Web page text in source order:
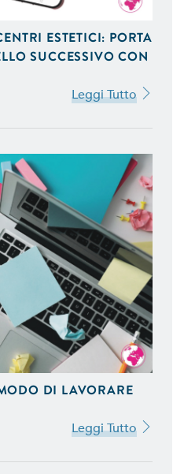
ESTETICI: PORTA
SUCCESSIVO CON
Leggi Tutto
DI LAVORARE
Leggi Tutto